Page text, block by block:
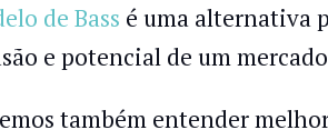
de Bass é uma alternativa
e potencial de um
também entender